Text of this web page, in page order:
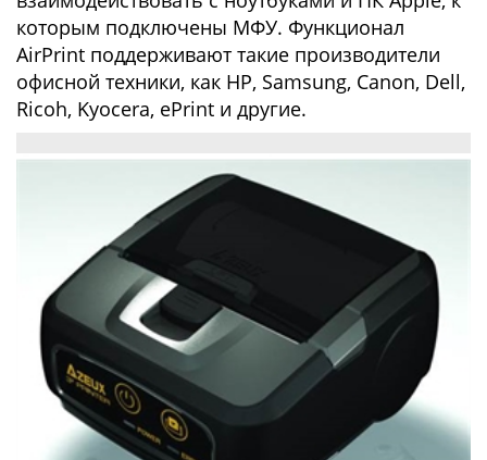
которым подключены МФУ. Функционал
AirPrint поддерживают такие производители
офисной техники, как HP, Samsung, Canon, Dell,
Ricoh, Kyocera, ePrint и другие.